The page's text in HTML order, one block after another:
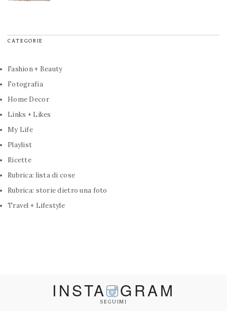
CATEGORIE
Fashion + Beauty
Fotografia
Home Decor
Links + Likes
My Life
Playlist
Ricette
Rubrica: lista di cose
Rubrica: storie dietro una foto
Travel + Lifestyle
INSTA GRAM
SEGUIMI